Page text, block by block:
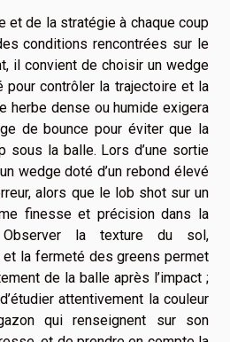
et de la stratégie à chaque coup
conditions rencontrées sur le
il convient de choisir un wedge
pour contrôler la trajectoire et la
herbe dense ou humide exigera
de bounce pour éviter que la
sous la balle. Lors d’une sortie
wedge doté d’un rebond élevé
alors que le lob shot sur un
finesse et précision dans la
la texture du sol,
et la fermeté des greens permet
de la balle après l’impact ;
attentivement la couleur
qui renseignent sur son